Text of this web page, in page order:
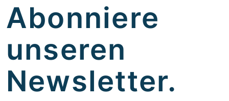
Abonniere
unseren
Newsletter.